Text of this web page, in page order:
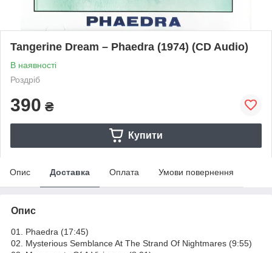
Tangerine Dream – Phaedra (1974) (CD Audio)
В наявності
Роздріб
390 ₴
Купити
Опис Доставка Оплата Умови повернення
Опис
01. Phaedra (17:45)
02. Mysterious Semblance At The Strand Of Nightmares (9:55)